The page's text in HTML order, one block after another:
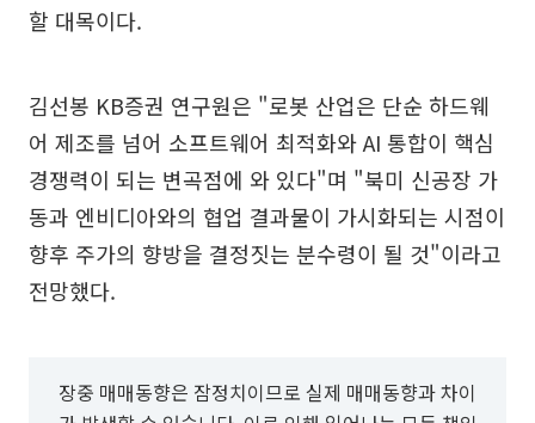
할 대목이다.
김선봉 KB증권 연구원은 "로봇 산업은 단순 하드웨
어 제조를 넘어 소프트웨어 최적화와 AI 통합이 핵심
경쟁력이 되는 변곡점에 와 있다"며 "북미 신공장 가
동과 엔비디아와의 협업 결과물이 가시화되는 시점이
향후 주가의 향방을 결정짓는 분수령이 될 것"이라고
전망했다.
장중 매매동향은 잠정치이므로 실제 매매동향과 차이